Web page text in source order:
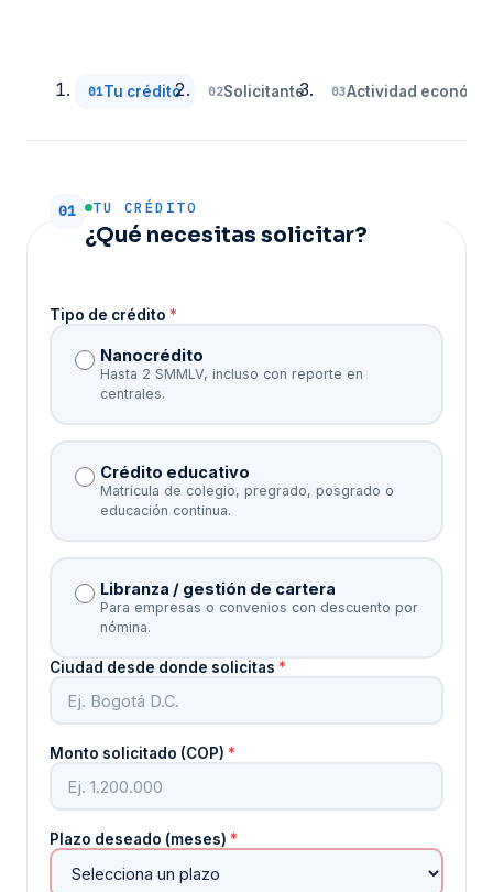
Tu crédito Solicitante Actividad
01 TU CRÉDITO
¿Qué necesitas solicitar?
Tipo de crédito *
Nanocrédito
Hasta 2 SMMLV, incluso con reporte en
centrales.
Crédito educativo
Matrícula de colegio, pregrado, posgrado o
educación continua.
Libranza / gestión de cartera
Para empresas o convenios con descuento por
nómina.
Ciudad desde donde solicitas *
Monto solicitado (COP) *
Plazo deseado (meses) *